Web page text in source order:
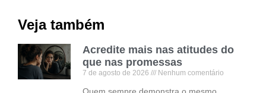
Veja também
Acredite mais nas atitudes do
que nas promessas
7 de agosto de 2026 Nenhum comentário